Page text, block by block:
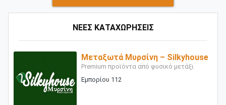
ΝΕΕΣ ΚΑΤΑΧΩΡΗΣΕΙΣ
Μεταξωτά Μυρσίνη – Silkyhouse
Premium προϊόντα από φυσικό μετάξι
Εμπορίου 112